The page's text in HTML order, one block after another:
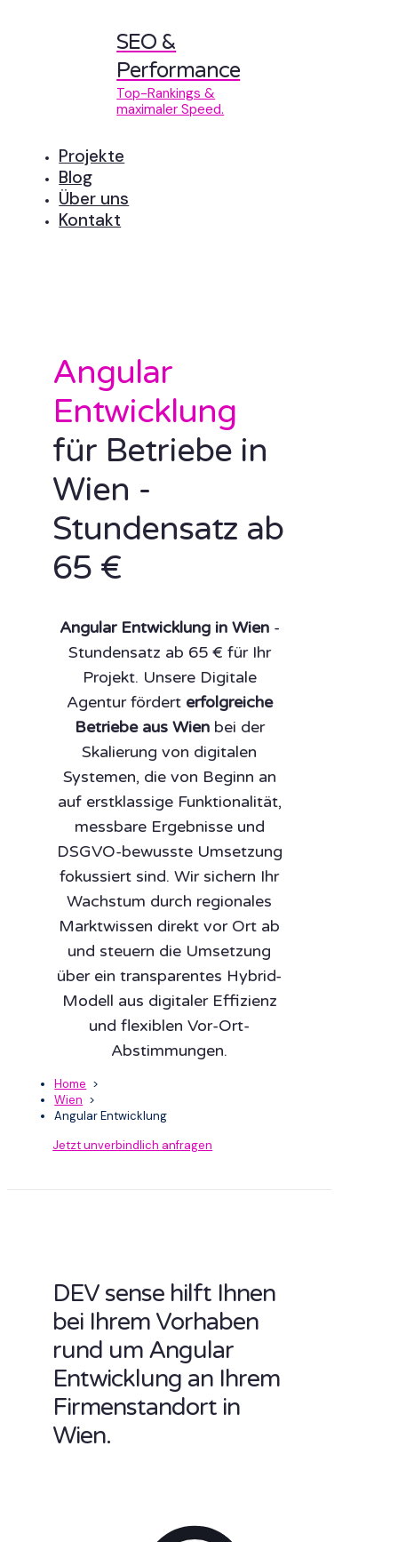
SEO &
Performance
Top-Rankings &
maximaler Speed.
Projekte
Blog
Über uns
Kontakt
Angular
Entwicklung
für Betriebe in
Wien -
Stundensatz ab
65 €
Angular Entwicklung in Wien-
Stundensatz ab 65 € für Ihr
Projekt. Unsere Digitale
Agentur fördert erfolgreiche
Betriebe aus Wienbei der
Skalierung von digitalen
Systemen, die von Beginn an
auf erstklassige Funktionalität,
messbare Ergebnisse und
DSGVO-bewusste Umsetzung
fokussiert sind. Wir sichern Ihr
Wachstum durch regionales
Marktwissen direkt vor Ort ab
und steuern die Umsetzung
über ein transparentes Hybrid-
Modell aus digitaler Effizienz
und flexiblen Vor-Ort-
Abstimmungen.
Home >
Wien >
Angular Entwicklung
Jetzt unverbindlich anfragen
DEV sense hilft Ihnen
bei Ihrem Vorhaben
rund um Angular
Entwicklung an Ihrem
Firmenstandort in
Wien.